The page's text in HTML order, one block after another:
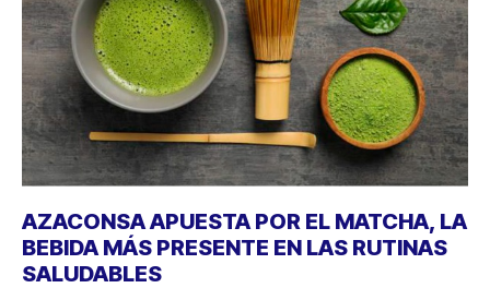
AZACONSA APUESTA POR EL MATCHA, LA
BEBIDA MÁS PRESENTE EN LAS RUTINAS
SALUDABLES